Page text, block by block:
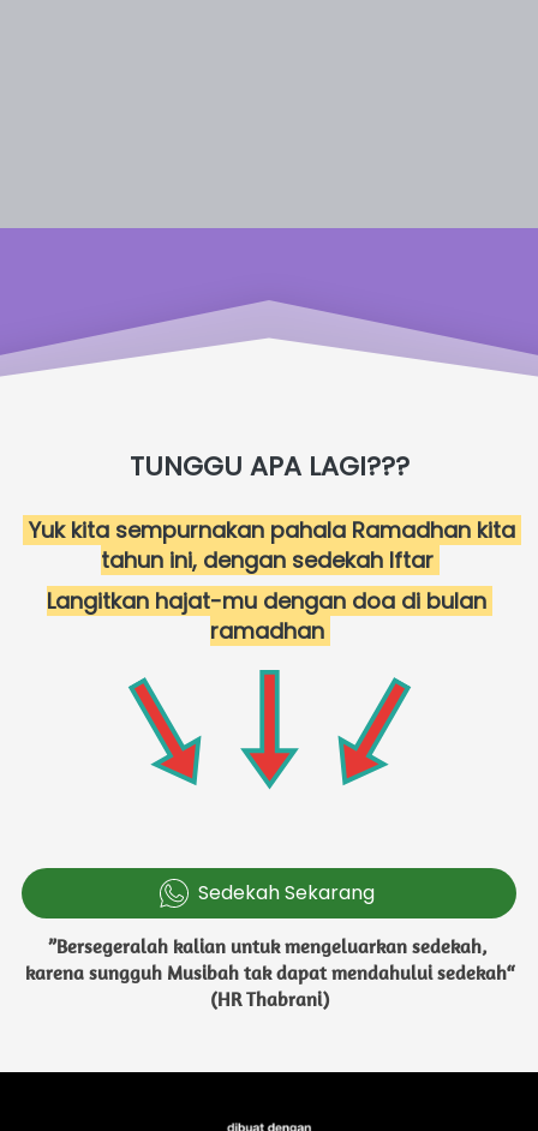
TUNGGU APA LAGI???
Yuk kita sempurnakan pahala Ramadhan kita
tahun ini, dengan sedekah Iftar
Langitkan hajat-mu dengan doa di bulan
ramadhan
` Sedekah Sekarang
”Bersegeralah kalian untuk mengeluarkan sedekah,
karena sungguh Musibah tak dapat mendahului sedekah“
(HR Thabrani)